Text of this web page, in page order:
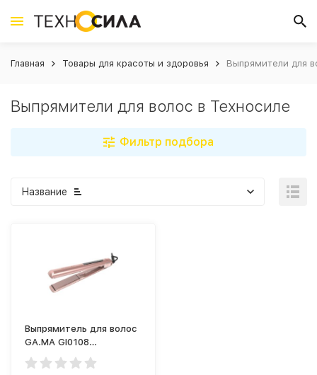
Главная Товары для красоты и здоровья Выпрямители для
Выпрямители для волос в Техносиле
Фильтр подбора
Название
Выпрямитель для волос
GA.MA GI0108
STARLIGHT DIG 3D
KERATION